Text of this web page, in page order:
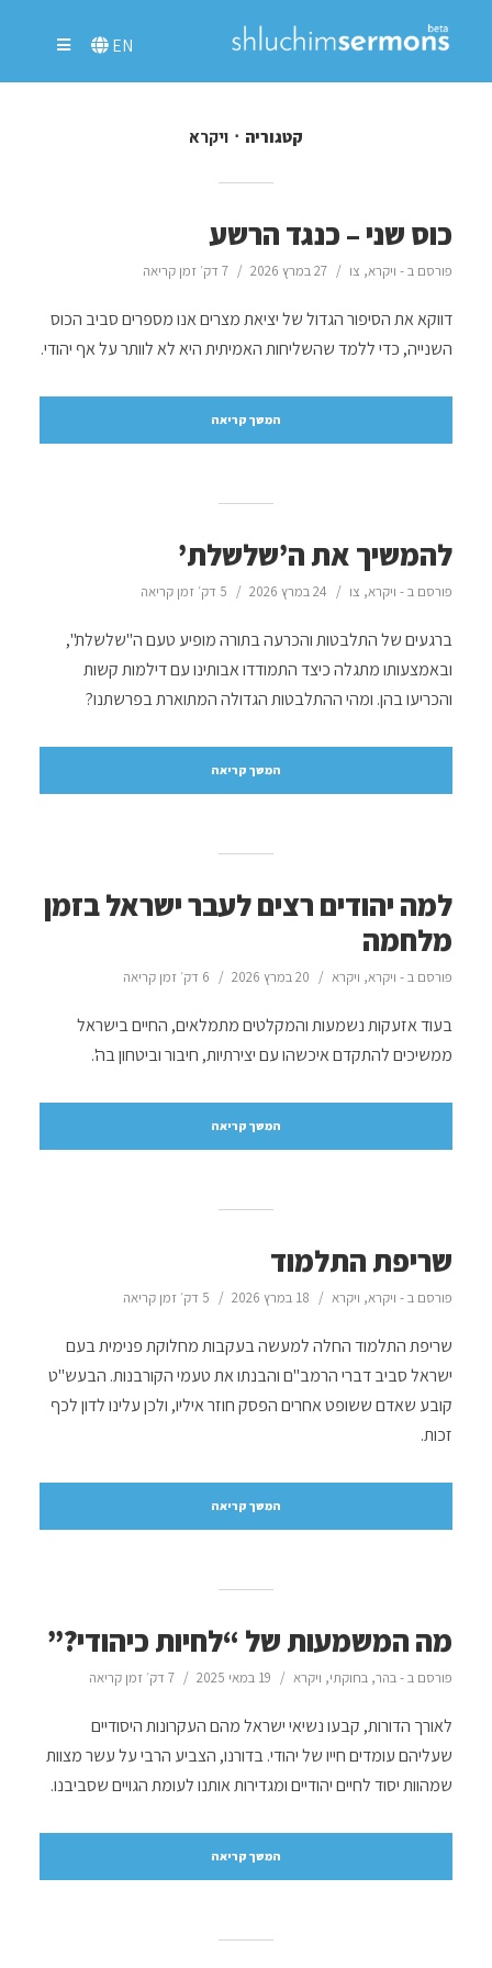
EN
קטגוריה ויקרא
כוס שני – כנגד הרשע
פורסם ב - ויקרא, צו 27 במרץ 2026 7 דק׳ זמן קריאה
דווקא את הסיפור הגדול של יציאת מצרים אנו מספרים סביב הכוס
השנייה, כדי ללמד שהשליחות האמיתית היא לא לוותר על אף יהודי.
המשך קריאה
להמשיך את ה’שלשלת’
פורסם ב - ויקרא, צו 24 במרץ 2026 5 דק׳ זמן קריאה
ברגעים של התלבטות והכרעה בתורה מופיע טעם ה"שלשלת",
ובאמצעותו מתגלה כיצד התמודדו אבותינו עם דילמות קשות
והכריעו בהן. ומהי ההתלבטות הגדולה המתוארת בפרשתנו?
המשך קריאה
למה יהודים רצים לעבר ישראל בזמן
מלחמה
פורסם ב - ויקרא, ויקרא 20 במרץ 2026 6 דק׳ זמן קריאה
בעוד אזעקות נשמעות והמקלטים מתמלאים, החיים בישראל
ממשיכים להתקדם איכשהו עם יצירתיות, חיבור וביטחון בה'.
המשך קריאה
שריפת התלמוד
פורסם ב - ויקרא, ויקרא 18 במרץ 2026 5 דק׳ זמן קריאה
שריפת התלמוד החלה למעשה בעקבות מחלוקת פנימית בעם
ישראל סביב דברי הרמב"ם והבנתו את טעמי הקורבנות. הבעש"ט
קובע שאדם ששופט אחרים הפסק חוזר איליו, ולכן עלינו לדון לכף
זכות.
המשך קריאה
מה המשמעות של “לחיות כיהודי?”
פורסם ב -בהר, בחוקתי, ויקרא 19 במאי 2025 7 דק׳ זמן קריאה
לאורך הדורות, קבעו נשיאי ישראל מהם העקרונות היסודיים
שעליהם עומדים חייו של יהודי. בדורנו, הצביע הרבי על עשר מצוות
שמהוות יסוד לחיים יהודיים ומגדירות אותנו לעומת הגויים שסביבנו.
המשך קריאה